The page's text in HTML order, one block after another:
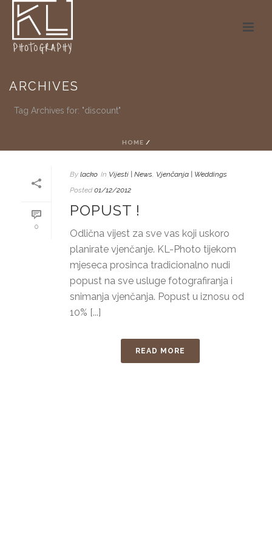
ARCHIVES
Tag Archives for: "discount"
HOME /
0
By lacko In Vijesti | News, Vjenčanja | Weddings
Posted 01/12/2012
POPUST !
Odlična vijest za sve vas koji uskoro
planirate vjenčanje. KL-Photo tijekom
mjeseca prosinca tradicionalno nudi
popust na sve usluge fotografiranja i
snimanja vjenčanja. Popust u iznosu od
10% [...]
READ MORE